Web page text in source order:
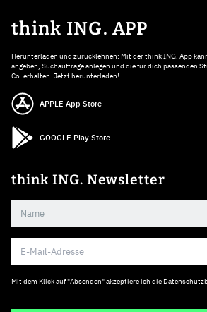
think ING. APP
Herunterladen und zurücklehnen: Mit der think ING. App
angeben, Suchaufträge anlegen und die für dich passenden
Co. erhalten. Jetzt herunterladen!
APPLE App Store
GOOGLE Play Store
think ING. Newsletter
Mit dem Klick auf "Absenden" akzeptiere ich die